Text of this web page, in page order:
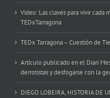
Video: Las claves para vivir cada
TEDxTarragona
TEDx Tarragona – Cuestión de
Artículo publicado en el Diari
derrotistas y desfogarse con la
DIEGO LOBEIRA, HISTORIA DE